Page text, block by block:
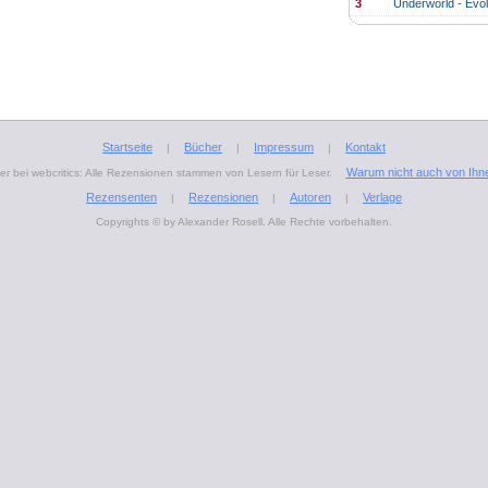
3
Underworld -
Startseite | Bücher | Impressum | Kontakt
bei webcritics: Alle Rezensionen stammen von Lesern für Leser.
Warum nicht auch von
Rezensenten
| Rezensionen | Autoren | Verlage
Copyrights © by Alexander Rosell. Alle Rechte vorbehalten.